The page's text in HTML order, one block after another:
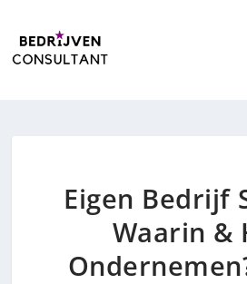
Eigen Bedrijf
Waarin &